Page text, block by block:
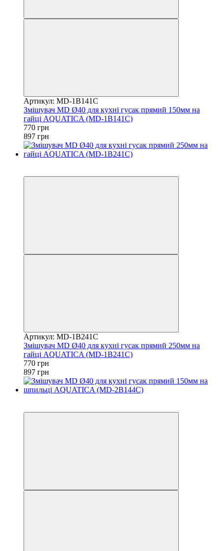
Артикул: MD-1B141C
Змішувач MD Ø40 для кухні гусак прямий 150мм на
гайці AQUATICA (MD-1B141C)
770 грн
897 грн
Артикул: MD-1B241C
Змішувач MD Ø40 для кухні гусак прямий 250мм на
гайці AQUATICA (MD-1B241C)
770 грн
897 грн